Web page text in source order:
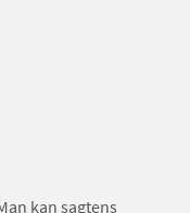
kan sagtens